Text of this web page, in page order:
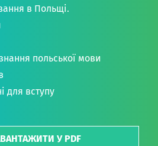
в Польщі.
польської мови
для вступу
У PDF